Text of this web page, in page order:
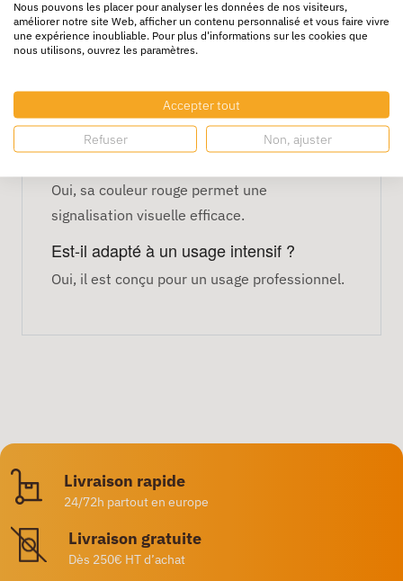
Couleur : rouge
Bonne adhérence sur carton
FAQ – Ruban adhésif
polypropylène rouge
Peut-il servir de ruban de signalisation ?
Oui, sa couleur rouge permet une
signalisation visuelle efficace.
Est-il adapté à un usage intensif ?
Oui, il est conçu pour un usage professionnel.
Livraison rapide
24/72h partout en europe
Livraison gratuite
Dès 250€ HT d’achat
Nous pouvons les placer pour analyser les données de nos visiteurs,
améliorer notre site Web, afficher un contenu personnalisé et vous faire vivre
une expérience inoubliable. Pour plus d'informations sur les cookies que
nous utilisons, ouvrez les paramètres.
Accepter tout
Refuser Non, ajuster